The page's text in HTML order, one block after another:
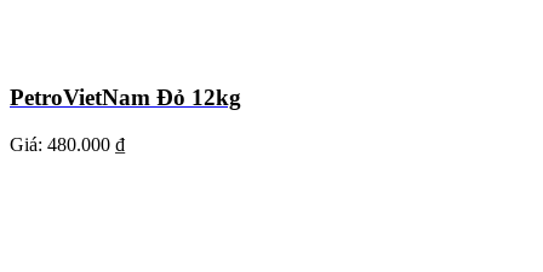
PetroVietNam Đỏ 12kg
Giá: 480.000 ₫